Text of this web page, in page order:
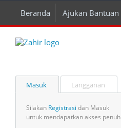
Beranda Ajukan Bantuan
Masuk Langganan
Silakan Registrasi dan Masuk
untuk mendapatkan akses penuh